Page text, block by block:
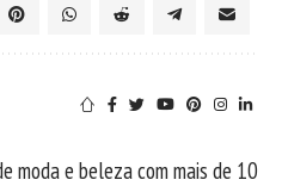
moda e beleza com mais de 10